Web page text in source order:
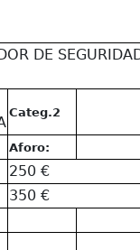
DE
Categ.2
Aforo:
250 €
350 €